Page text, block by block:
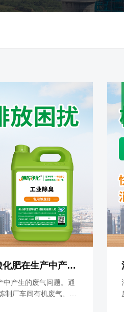
氨基酸废气除臭剂可以解决复合氨基酸化肥在生产中产生的废气问题
中产生的废气问题。通
制厂车间有机废气、氨